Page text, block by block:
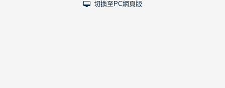
切換至PC網頁版